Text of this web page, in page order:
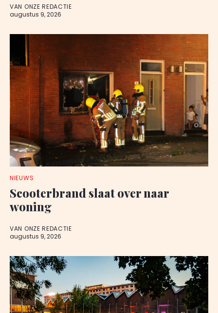
VAN ONZE REDACTIE
augustus 9, 2026
NIEUWS
Scooterbrand slaat over naar
woning
VAN ONZE REDACTIE
augustus 9, 2026